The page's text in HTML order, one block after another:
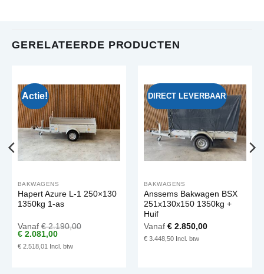
GERELATEERDE PRODUCTEN
Actie!
BAKWAGENS
Hapert Azure L-1 250×130
1350kg 1-as
Vanaf€2.190,00
Oorspronkelijke
was:
€2.081,00Huidige
is:
€2.518,01
DIRECT LEVERBAAR
BAKWAGENS
Anssems Bakwagen BSX
251x130x150 1350kg +
Huif
Vanaf €2.850,00
€3.448,50